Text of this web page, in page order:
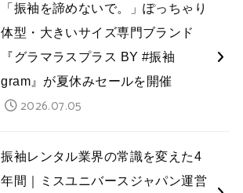
「振袖を諦めないで。」ぽっちゃり
体型・大きいサイズ専門ブランド
『グラマラスプラス BY #振袖
gram』が夏休みセールを開催
2026.07.05
振袖レンタル業界の常識を変えた4
年間｜ミスユニバースジャパン運営